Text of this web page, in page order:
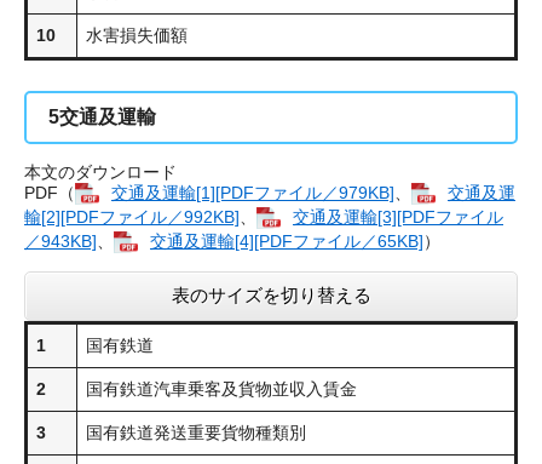
10 水害損失価額
5交通及運輸
本文のダウンロード
PDF（
交通及運輸[1][PDFファイル／979KB]
交通及運
輸[2][PDFファイル／992KB]
交通及運輸[3][PDFファイル
／943KB]
交通及運輸[4][PDFファイル／65KB]）
表のサイズを切り替える
1 国有鉄道
2 国有鉄道汽車乗客及貨物並収入賃金
3 国有鉄道発送重要貨物種類別